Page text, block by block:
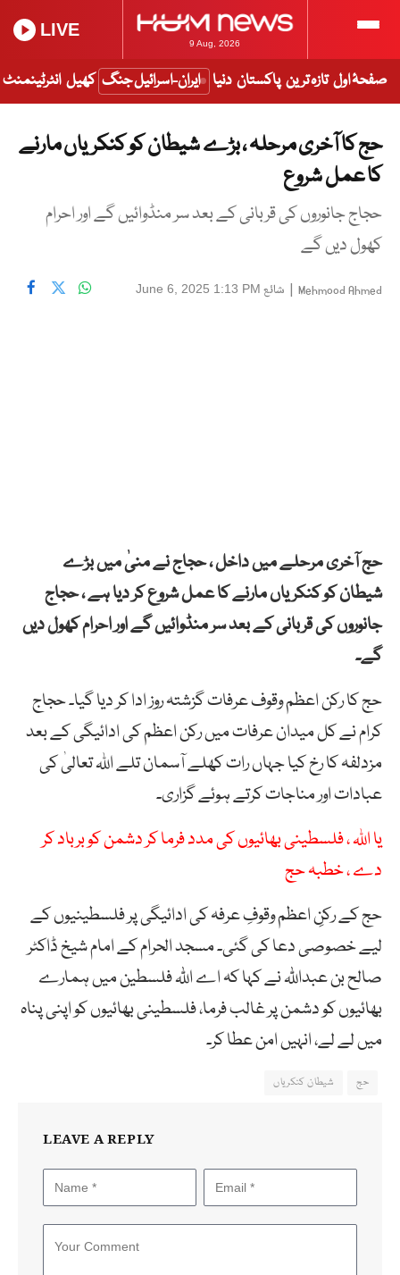
9 Aug, 2026
LIVE
صفحۂ اول تازہ ترین پاکستان دنیا ایران-اسرائیل جنگ کھیل انٹرٹینمنٹ
حج کا آخری مرحلہ ، بڑے شیطان کو کنکریاں مارنے
کا عمل شروع
حجاج جانوروں کی قربانی کے بعد سر منڈوائیں گے اور احرام
کھول دیں گے
Mehmood Ahmed
| شائع June 6, 2025 1:13 PM
حج آخری مرحلے میں داخل ، حجاج نے منیٰ میں بڑے
شیطان کو کنکریاں مارنے کا عمل شروع کر دیا ہے ، حجاج
جانوروں کی قربانی کے بعد سر منڈوائیں گے اور احرام کھول دیں
گے۔
حج کا رکن اعظم وقوف عرفات گزشتہ روز ادا کر دیا گیا۔ حجاج
کرام نے کل میدان عرفات میں رکن اعظم کی ادائیگی کے بعد
مزدلفہ کا رخ کیا جہاں رات کھلے آسمان تلے اللہ تعالیٰ کی
عبادات اور مناجات کرتے ہوئے گزاری۔
یا اللہ ، فلسطینی بھائیوں کی مدد فرما کر دشمن کو برباد کر
دے ، خطبہ حج
حج کے رکنِ اعظم وقوفِ عرفہ کی ادائیگی پر فلسطینیوں کے
لیے خصوصی دعا کی گئی۔ مسجد الحرام کے امام شیخ ڈاکٹر
صالح بن عبداللّٰہ نے کہا کہ اے اللّٰہ فلسطین میں ہمارے
بھائیوں کو دشمن پر غالب فرما، فلسطینی بھائیوں کو اپنی پناہ
میں لے لے، انہیں امن عطا کر۔
حج شیطان کنکریاں
LEAVE A REPLY